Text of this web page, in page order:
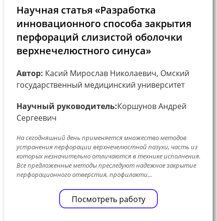
Научная статья «Разработка
инновационного способа закрытия
перфораций слизистой оболочки
верхнечелюстного синуса»
Автор: Касий Мирослав Николаевич, Омский
государственный медицинский университет
Научный руководитель:Коршунов Андрей
Сергеевич
На сегодняшний день применяется множество методов
устранения перфорации верхнечелюстной пазухи, часть из
которых незначительно отличаются в технике исполнения.
Все предложенные методы преследуют надежное закрытие
перфорационного отверстия, профилакти...
Посмотреть работу